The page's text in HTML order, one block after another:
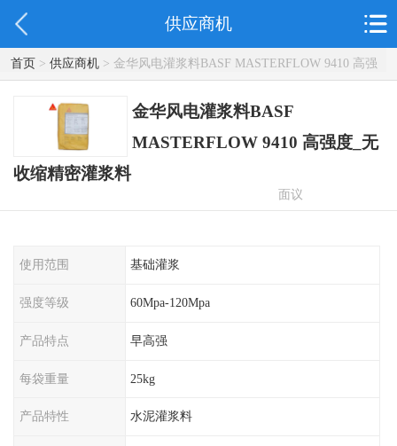
供应商机
首页> 供应商机> 金华风电灌浆料BASF MASTERFLOW 9410 高强
度_无收缩精密灌浆料
金华风电灌浆料BASF
MASTERFLOW 9410 高强度_无
收缩精密灌浆料
面议
使用范围 基础灌浆
强度等级 60Mpa-120Mpa
产品特点 早高强
每袋重量 25kg
产品特性 水泥灌浆料